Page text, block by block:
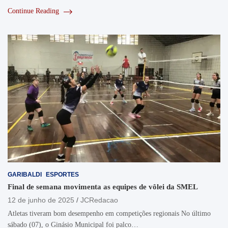
Continue Reading
GARIBALDI ESPORTES
Final de semana movimenta as equipes de vôlei da SMEL
12 de junho de 2025
JCRedacao
Atletas tiveram bom desempenho em competições regionais No último
sábado (07), o Ginásio Municipal foi palco…